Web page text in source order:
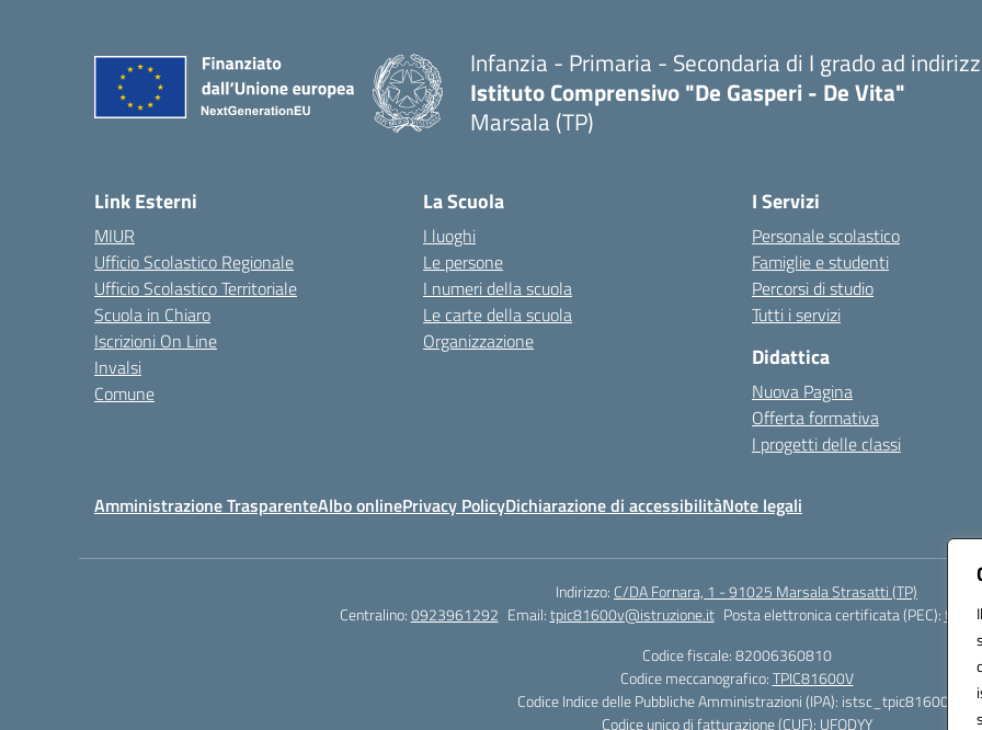
Infanzia - Primaria - Secondaria di I grado ad
Istituto Comprensivo "De Gasperi - De Vita"
Marsala (TP)
Link Esterni
MIUR
Ufficio Scolastico Regionale
Ufficio Scolastico Territoriale
Scuola in Chiaro
Iscrizioni On Line
Invalsi
Comune
La Scuola
I luoghi
Le persone
I numeri della scuola
Le carte della scuola
Organizzazione
I Servizi
Personale scolastico
Famiglie e studenti
Percorsi di studio
Tutti i servizi
Didattica
Nuova Pagina
Offerta formativa
I progetti delle classi
Amministrazione TrasparenteAlbo onlinePrivacy PolicyDichiarazione di accessibilitàNote legali
Indirizzo: C/DA Fornara, 1 - 91025 Marsala Strasatti (TP)
Centralino:0923961292 Email:tpic81600v@istruzione.it Posta elettronica certificata (PEC):
Codice fiscale: 82006360810
Codice meccanografico:TPIC81600V
Codice Indice delle Pubbliche Amministrazioni (IPA): istsc_tpic81600v
Codice unico di fatturazione (CUF): UFODYY